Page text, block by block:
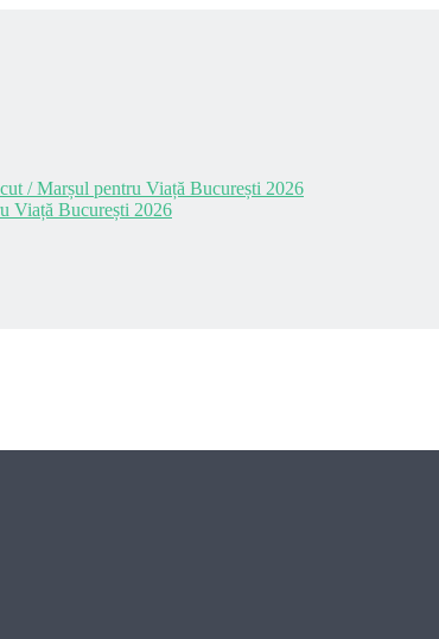
/ Marșul pentru Viață București 2026
Viață București 2026